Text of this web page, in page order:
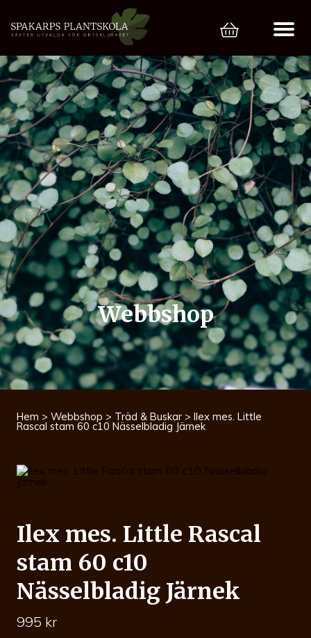
Webbshop
Hem > Webbshop > Träd & Buskar > Ilex mes. Little
Rascal stam 60 c10 Nässelbladig Järnek
Ilex mes. Little Rascal
stam 60 c10
Nässelbladig Järnek
995 kr